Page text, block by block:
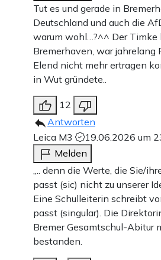
Tut es und gerade in
Deutschland und auch die
warum wohl…?^^ Der Timke
Bremerhaven, war jahrelang
Elend nicht mehr ertragen
in Wut gründete..
12
Antworten
Leica M3
19.06.2026 um
Melden
„.. denn die Werte, die Sie/
passt (sic) nicht zu unserer
Eine Schulleiterin schreibt
passt (singular). Die
Bremer Gesamtschul-Abitur
bestanden.